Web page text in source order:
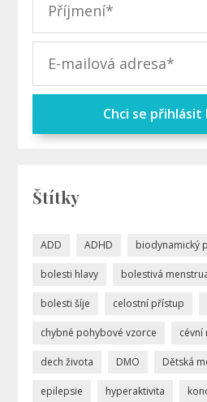
Chci se přihlásit
Štítky
ADD ADHD biodynamický
bolesti hlavy bolestivá
bolesti šíje celostní přístup
chybné pohybové vzorce
dech života DMO Dětská
epilepsie hyperaktivita